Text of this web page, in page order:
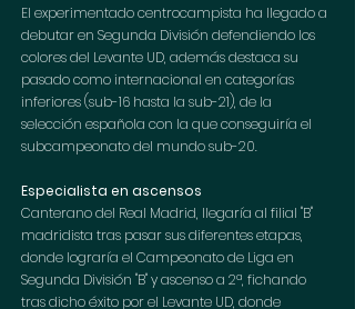
El experimentado centrocampista ha llegado a
debutar en Segunda División defendiendo los
colores del Levante UD, además destaca su
pasado como internacional en categorías
inferiores (sub-16 hasta la sub-21), de la
selección española con la que conseguiría el
subcampeonato del mundo sub-20.
Especialista en ascensos
Canterano del Real Madrid, llegaría al filial "B"
madridista tras pasar sus diferentes etapas,
donde lograría el Campeonato de Liga en
Segunda División "B" y ascenso a 2ª, fichando
tras dicho éxito por el Levante UD, donde